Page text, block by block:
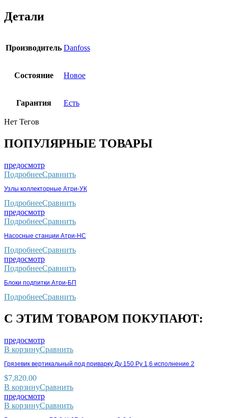
Детали
Производитель Danfoss
Состояние Новое
Гарантия Есть
Нет Тегов
ПОПУЛЯРНЫЕ ТОВАРЫ
предосмотр
ПодробнееСравнить
Узлы коллекторные Атри-УК
ПодробнееСравнить
предосмотр
ПодробнееСравнить
Насосные станции Атри-НС
ПодробнееСравнить
предосмотр
ПодробнееСравнить
Блоки подпитки Атри-БП
ПодробнееСравнить
С ЭТИМ ТОВАРОМ ПОКУПАЮТ:
предосмотр
В корзинуСравнить
Грязевик вертикальный под приварку Ду 150 Ру 1,6 исполнение 2
$7,820.00
В корзинуСравнить
предосмотр
В корзинуСравнить